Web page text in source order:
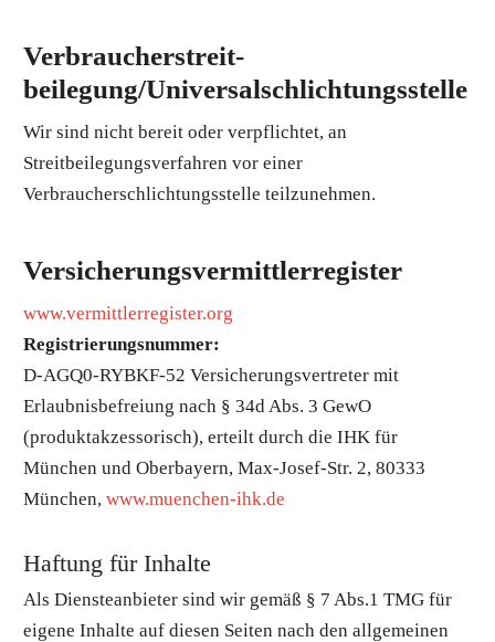
Verbraucher­streit­
beilegung/Universal­schlichtungs­stelle
Wir sind nicht bereit oder verpflichtet, an
Streitbeilegungsverfahren vor einer
Verbraucherschlichtungsstelle teilzunehmen.
Versicherungsvermittlerregister
www.vermittlerregister.org
Registrierungsnummer:
D-AGQ0-RYBKF-52 Versicherungsvertreter mit
Erlaubnisbefreiung nach § 34d Abs. 3 GewO
(produktakzessorisch), erteilt durch die IHK für
München und Oberbayern, Max-Josef-Str. 2, 80333
München, www.muenchen-ihk.de
Haftung für Inhalte
Als Diensteanbieter sind wir gemäß § 7 Abs.1 TMG für
eigene Inhalte auf diesen Seiten nach den allgemeinen